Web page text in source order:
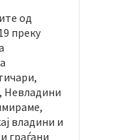
од
преку
Невладини
владини и
граѓани